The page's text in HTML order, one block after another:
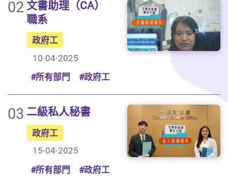
02 文書助理（CA）
職系
政府工
10-04-2025
#所有部門
#政府工
03 二級私人秘書
政府工
15-04-2025
#所有部門
#政府工